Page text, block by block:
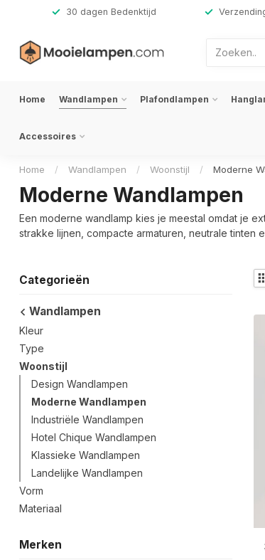
30 dagen Bedenktijd
Home Wandlampen Plafondlampen
Accessoires
Home / Wandlampen / Woonstijl / Moderne
Moderne Wandlampen
Een moderne wandlamp kies je meestal omdat je
strakke lijnen, compacte armaturen, neutrale tinten
Categorieën
Wandlampen
Kleur
Type
Woonstijl
Design Wandlampen
Moderne Wandlampen
Industriële Wandlampen
Hotel Chique Wandlampen
Klassieke Wandlampen
Landelijke Wandlampen
Vorm
Materiaal
Merken